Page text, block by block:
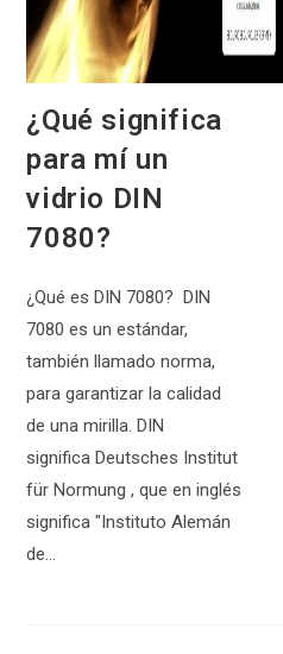
¿Qué significa
para mí un
vidrio DIN
7080?
¿Qué es DIN 7080? DIN
7080 es un estándar,
también llamado norma,
para garantizar la calidad
de una mirilla. DIN
significa Deutsches Institut
für Normung , que en inglés
significa "Instituto Alemán
de…